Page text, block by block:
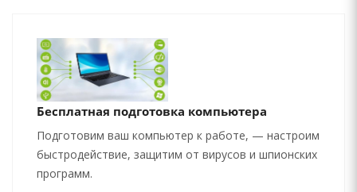
Бесплатная подготовка компьютера
Подготовим ваш компьютер к работе, — настроим
быстродействие, защитим от вирусов и шпионских
программ.